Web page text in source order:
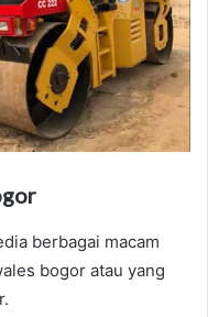
berbagai macam
bogor atau yang